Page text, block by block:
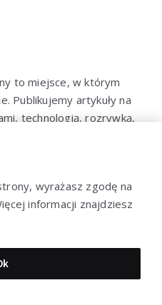
to miejsce, w którym
Publikujemy artykuły na
technologią, rozrywką,
znajdzie u nas coś
2022
wyrażasz zgodę na
informacji znajdziesz